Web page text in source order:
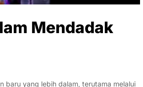
Mendadak
baru yang lebih dalam, terutama melalui